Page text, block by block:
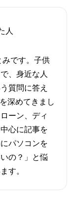
人
みです。子供
、身近な人
質問に答え
深めてきまし
ーン、ディ
心に記事を
パソコンを
の？」と悩
す。